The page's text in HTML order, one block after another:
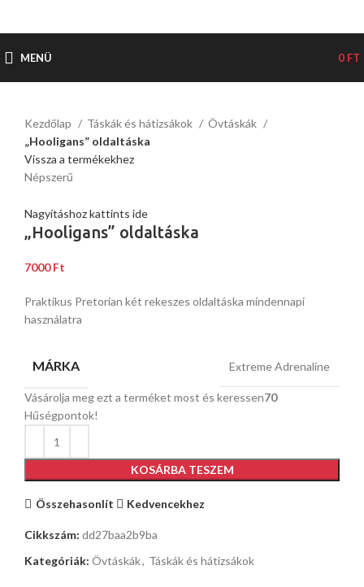
MENÜ 0 FT
Kezdőlap Táskák és hátizsákok
Övtáskák
„Hooligans” oldaltáska
Vissza a termékekhez
Népszerű
Nagyításhoz kattints ide
„Hooligans” oldaltáska
7000Ft
Praktikus Pretorian két rekeszes oldaltáska mindennapi
használatra
MÁRKA Extreme Adrenaline
Vásárolja meg ezt a terméket most és keressen70
Hűségpontok!
KOSÁRBA TESZEM
Összehasonlít Kedvencekhez
Cikkszám: dd27baa2b9ba
Kategóriák: Övtáskák, Táskák és hátizsákok